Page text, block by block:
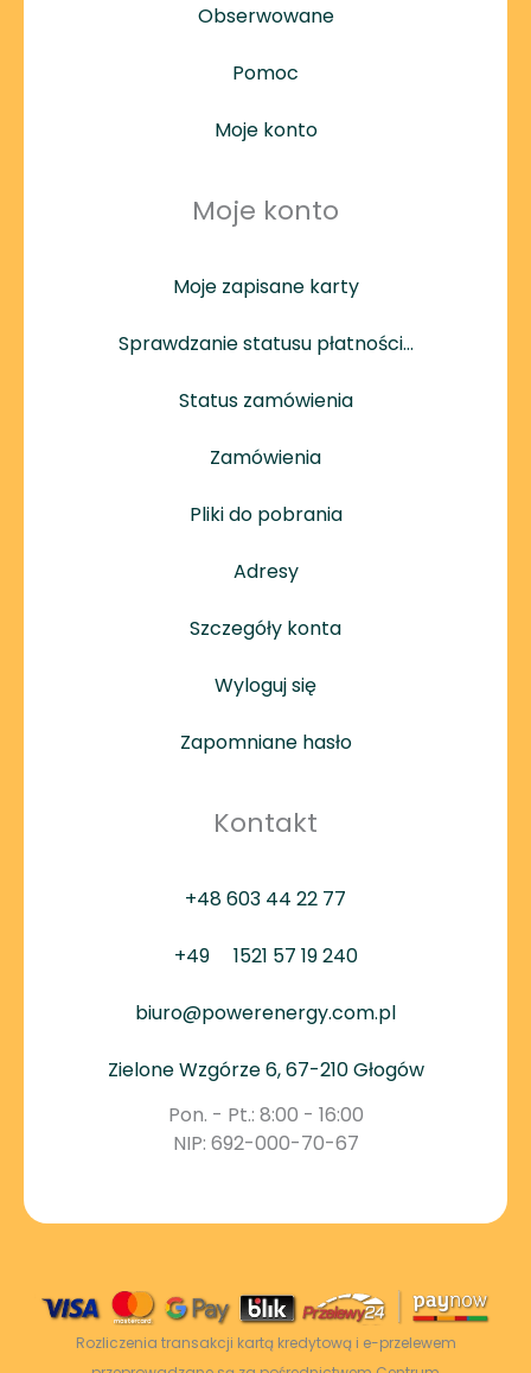
Obserwowane
Pomoc
Moje konto
Moje konto
Moje zapisane karty
Sprawdzanie statusu płatności…
Status zamówienia
Zamówienia
Pliki do pobrania
Adresy
Szczegóły konta
Wyloguj się
Zapomniane hasło
Kontakt
+48 603 44 22 77
+49 1521 57 19 240
biuro@powerenergy.com.pl
Zielone Wzgórze 6, 67-210 Głogów
Pon. - Pt.: 8:00 - 16:00
NIP: 692-000-70-67
Rozliczenia transakcji kartą kredytową i e-przelewem